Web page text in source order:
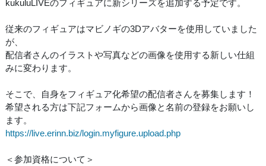
kukuluLIVEのフィギュアに新シリーズを追加する予定です。
従来のフィギュアはマビノギの3Dアバターを使用していました
が、
配信者さんのイラストや写真などの画像を使用する新しい仕組
みに変わります。
そこで、自身をフィギュア化希望の配信者さんを募集します！
希望される方は下記フォームから画像と名前の登録をお願いし
ます。
https://live.erinn.biz/login.myfigure.upload.php
＜参加資格について＞